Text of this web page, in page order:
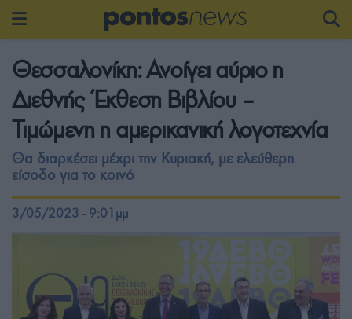
Θεσσαλονίκη: Ανοίγει αύριο η
Διεθνής Έκθεση Βιβλίου –
Τιμώμενη η αμερικανική λογοτεχνία
Θα διαρκέσει μέχρι την Κυριακή, με ελεύθερη
είσοδο για το κοινό
3/05/2023 - 9:01μμ